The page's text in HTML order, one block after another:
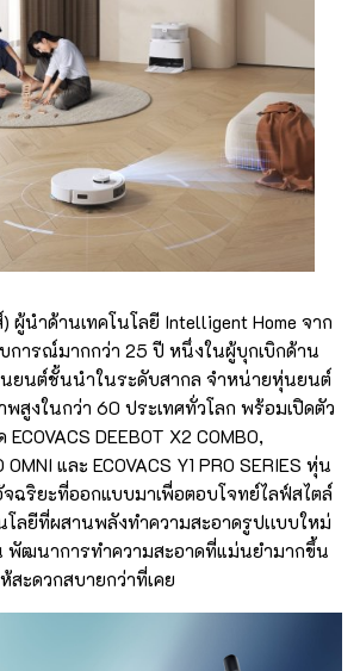
) ผู้นำด้านเทคโนโลยี Intelligent Home จาก
การณ์มากกว่า 25 ปี หนึ่งในผู้บุกเบิกด้าน
ยนต์ชั้นนําในระดับสากล จำหน่ายหุ่นยนต์
สูงในกว่า 60 ประเทศทั่วโลก พร้อมเปิดตัว
DEEBOT X2 COMBO,
และ ECOVACS Y1 PRO SERIES หุ่น
ฉริยะที่ออกแบบมาเพื่อตอบโจทย์ไลฟ์สไตล์
ลยีที่ผสานพลังทำความสะอาดรูปเเบบใหม่
พัฒนาการทำความสะอาดที่แม่นยำมากขึ้น
สะดวกสบายกว่าที่เคย